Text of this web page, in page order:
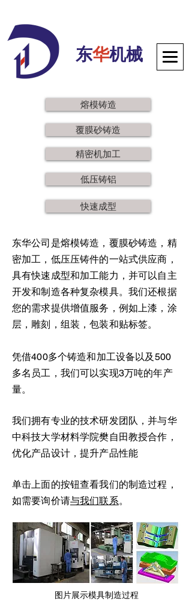
东华机械
熔模铸造
覆膜砂铸造
精密机加工
低压铸铝
快速成型
东华公司是熔模铸造，覆膜砂铸造，精
密加工，低压压铸件的一站式供应商，
具有快速成型和加工能力，并可以自主
开发和制造各种复杂模具。我们还根据
您的需求提供增值服务，例如上漆，涂
层，雕刻，组装，包装和贴标签。
凭借400多个铸造和加工设备以及500
多名员工，我们可以实现3万吨的年产
量。
我们拥有专业的技术研发团队，并与华
中科技大学材料学院樊自田教授合作，
优化产品设计，提升产品性能
单击上面的按钮查看我们的制造过程，
如需要询价请与我们联系。
​图片展示模具制造过程